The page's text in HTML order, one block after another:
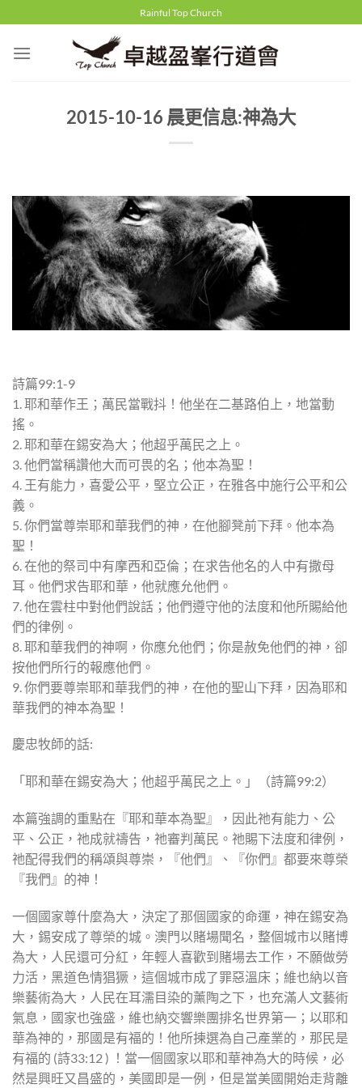
to
content
Rainful Top Church
2015-10-16 晨更信息:神為大
詩篇99:1-9
1. 耶和華作王；萬民當戰抖！他坐在二基路伯上，地當動
搖。
2. 耶和華在錫安為大；他超乎萬民之上。
3. 他們當稱讚他大而可畏的名；他本為聖！
4. 王有能力，喜愛公平，堅立公正，在雅各中施行公平和公
義。
5. 你們當尊崇耶和華我們的神，在他腳凳前下拜。他本為
聖！
6. 在他的祭司中有摩西和亞倫；在求告他名的人中有撒母
耳。他們求告耶和華，他就應允他們。
7. 他在雲柱中對他們說話；他們遵守他的法度和他所賜給他
們的律例。
8. 耶和華我們的神啊，你應允他們；你是赦免他們的神，卻
按他們所行的報應他們。
9. 你們要尊崇耶和華我們的神，在他的聖山下拜，因為耶和
華我們的神本為聖！
慶忠牧師的話:
「耶和華在錫安為大；他超乎萬民之上。」（詩篇99:2）
本篇強調的重點在『耶和華本為聖』，因此祂有能力、公
平、公正，祂成就禱告，祂審判萬民。祂賜下法度和律例，
祂配得我們的稱頌與尊崇，『他們』、『你們』都要來尊榮
『我們』的神！
一個國家尊什麼為大，決定了那個國家的命運，神在錫安為
大，錫安成了尊榮的城。澳門以賭場聞名，整個城市以賭博
為大，人民還可分紅，年輕人喜歡到賭場去工作，不願做勞
力活，黑道色情猖獗，這個城市成了罪惡溫床；維也納以音
樂藝術為大，人民在耳濡目染的薰陶之下，也充滿人文藝術
氣息，國家也強盛，維也納交響樂團排名世界第一；以耶和
華為神的，那國是有福的！他所揀選為自己產業的，那民是
有福的 (詩33:12 ) ！當一個國家以耶和華神為大的時候，必
然是興旺又昌盛的，美國即是一例，但是當美國開始走背離